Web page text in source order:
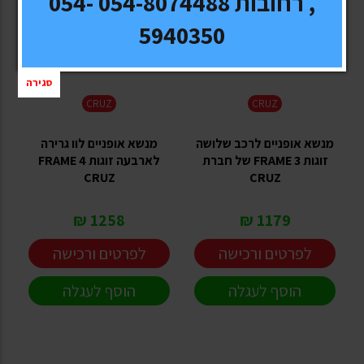
CRUZ
מנשא אופניים לרכב שלושה
זוגות FRAME 3 של חברת
CRUZ
1179 ₪
לפרטים ורכישה
הוסף לעגלה
CRUZ
מנשא אופניים לוו גרירה
לארבעה זוגות FRAME 4
CRUZ
1258 ₪
לפרטים ורכישה
הוסף לעגלה
5940350
סגירה